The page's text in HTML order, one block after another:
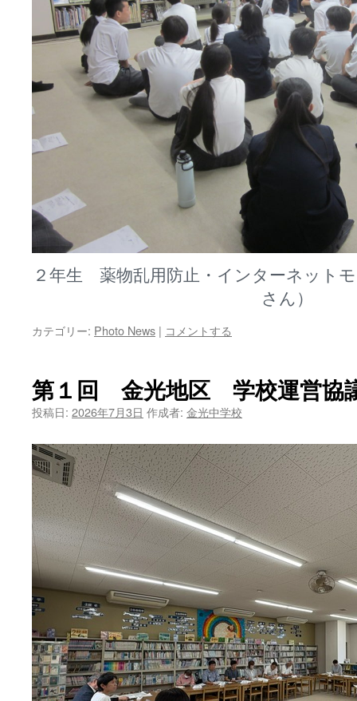
２年生 薬物乱用防止・インターネット
さん）
カテゴリー: Photo News | コメントする
第１回 金光地区 学校運営協
投稿日: 2026年7月3日 作成者: 金光中学校